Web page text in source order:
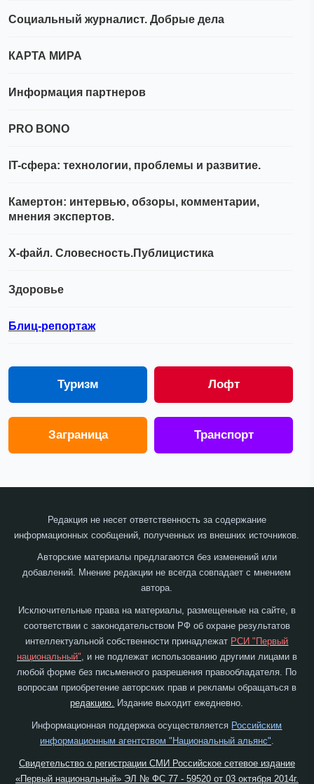
Социальный журналист. Добрые дела
КАРТА МИРА
Информация партнеров
PRO BONO
IT-сфера: технологии, проблемы и развитие.
Камертон: интервью, обзоры, комментарии,
мнения экспертов.
Х-файл. Словесность.Публицистика
Здоровье
Блиц-репортаж
Туризм Лофт
Заграница Транспорт
Редакция не несет ответственность за содержание
информационных сообщений, полученных из внешних источников.
Авторские материалы предлагаются без изменений или
добавлений. Мнение редакции не всегда совпадает с мнением
автора.
Исключительные права на материалы, размещенные на сайте, в
соответствии с законодательством РФ об охране результатов
интеллектуальной собственности принадлежат РСИ "Первый
национальный", и не подлежат использованию другими лицами в
любой форме без письменного разрешения правообладателя. По
вопросам приобретение авторских прав и рекламы обращаться в
редакцию. Издание выходит ежедневно.
Информационная поддержка осуществляется Российским
информационным агентством "Национальный альянс"
Свидетельство о регистрации СМИ Российское сетевое издание
«Первый национальный» ЭЛ № ФС 77 - 59520 от 03 октября 2014г.